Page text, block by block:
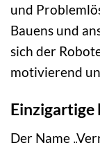
und
Bauens und
sich der
motivierend
Einzigartige
Der Name